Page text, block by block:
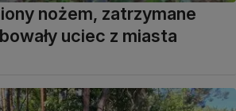
nożem, zatrzymane
uciec z miasta